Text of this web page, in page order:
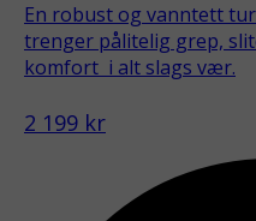
En robust og vanntett
trenger pålitelig grep,
komfort  i alt slags vær.
2 199 kr